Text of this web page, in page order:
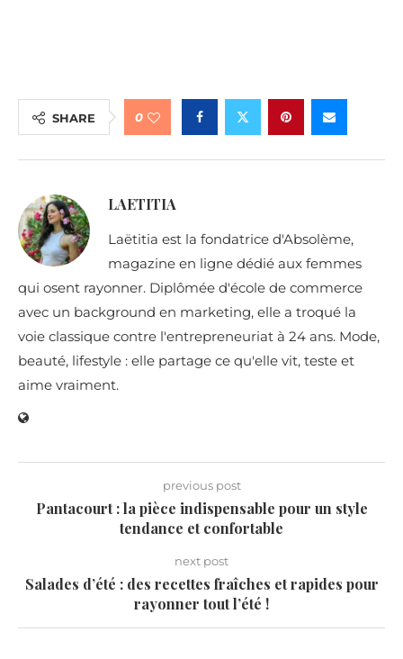
SHARE 0
LAETITIA
Laëtitia est la fondatrice d'Absolème,
magazine en ligne dédié aux femmes
qui osent rayonner. Diplômée d'école de commerce
avec un background en marketing, elle a troqué la
voie classique contre l'entrepreneuriat à 24 ans. Mode,
beauté, lifestyle : elle partage ce qu'elle vit, teste et
aime vraiment.
previous post
Pantacourt : la pièce indispensable pour un style
tendance et confortable
next post
Salades d’été : des recettes fraîches et rapides pour
rayonner tout l’été !